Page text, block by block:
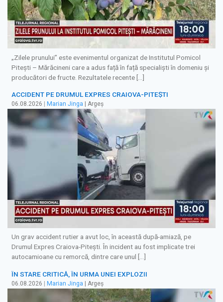
„Zilele prunului” este evenimentul organizat de Institutul Pomicol
Pitești – Mărăcineni care a adus față în față specialiști în domeniu și
producători de fructe. Rezultatele recente […]
ACCIDENT PE DRUMUL EXPRES CRAIOVA-PITEȘTI
06.08.2026 Marian Jinga | Argeș
Un grav accident rutier a avut loc, în această după-amiază, pe
Drumul Expres Craiova-Pitești. În incident au fost implicate trei
autocamioane cu remorcă, dintre care unul […]
ÎN STARE CRITICĂ, ÎN URMA UNEI EXPLOZII
06.08.2026 | Marian Jinga | Argeș